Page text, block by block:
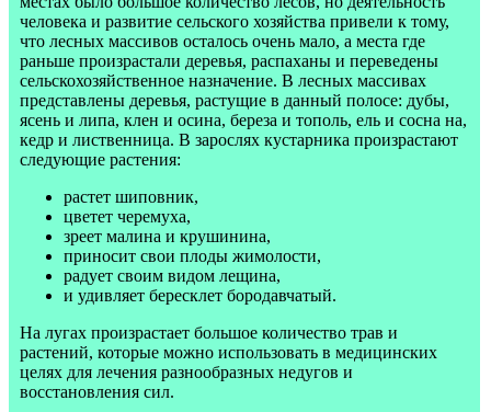
человека и развитие сельского хозяйства привели к тому,
что лесных массивов осталось очень мало, а места где
раньше произрастали деревья, распаханы и переведены
сельскохозяйственное назначение. В лесных массивах
представлены деревья, растущие в данный полосе: дубы,
ясень и липа, клен и осина, береза и тополь, ель и сосна на,
кедр и лиственница. В зарослях кустарника произрастают
следующие растения:
растет шиповник,
цветет черемуха,
зреет малина и крушинина,
приносит свои плоды жимолости,
радует своим видом лещина,
и удивляет бересклет бородавчатый.
На лугах произрастает большое количество трав и
растений, которые можно использовать в медицинских
целях для лечения разнообразных недугов и
восстановления сил.